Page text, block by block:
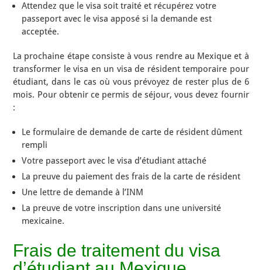
Attendez que le visa soit traité et récupérez votre
passeport avec le visa apposé si la demande est
acceptée.
La prochaine étape consiste à vous rendre au Mexique et à
transformer le visa en un visa de résident temporaire pour
étudiant, dans le cas où vous prévoyez de rester plus de 6
mois. Pour obtenir ce permis de séjour, vous devez fournir
:
Le formulaire de demande de carte de résident dûment
rempli
Votre passeport avec le visa d’étudiant attaché
La preuve du paiement des frais de la carte de résident
Une lettre de demande à l’INM
La preuve de votre inscription dans une université
mexicaine.
Frais de traitement du visa